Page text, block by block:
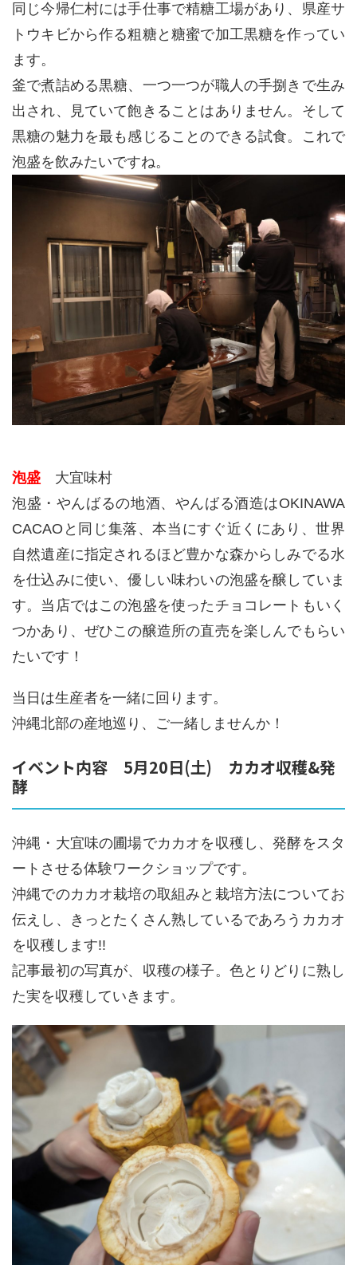
同じ今帰仁村には手仕事で精糖工場があり、県産サ
トウキビから作る粗糖と糖蜜で加工黒糖を作ってい
ます。
釜で煮詰める黒糖、一つ一つが職人の手捌きで生み
出され、見ていて飽きることはありません。そして
黒糖の魅力を最も感じることのできる試食。これで
泡盛を飲みたいですね。
泡盛 大宜味村
泡盛・やんばるの地酒、やんばる酒造はOKINAWA
CACAO と同じ集落、本当にすぐ近くにあり、世界
自然遺産に指定されるほど豊かな森からしみでる水
を仕込みに使い、優しい味わいの泡盛を醸していま
す。当店ではこの泡盛を使ったチョコレートもいく
つかあり、ぜひこの醸造所の直売を楽しんでもらい
たいです！
当日は生産者を一緒に回ります。
沖縄北部の産地巡り、ご一緒しませんか！
イベント内容 5月20日(土) カカオ収穫&発
酵
沖縄・大宜味の圃場でカカオを収穫し、発酵をスタ
ートさせる体験ワークショップです。
沖縄でのカカオ栽培の取組みと栽培方法についてお
伝えし、きっとたくさん熟しているであろうカカオ
を収穫します!!
記事最初の写真が、収穫の様子。色とりどりに熟し
た実を収穫していきます。